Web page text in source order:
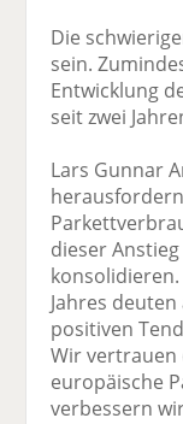
Die
sein.
Entwicklung
seit zwei
Lars Gunnar
dieser
Jahres
positiven
Wir vertrauen
europäische
verbessern